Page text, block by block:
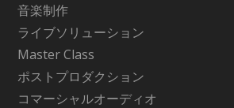
音楽制作
ライブソリューション
Master Class
ポストプロダクション
コマーシャルオーディオ